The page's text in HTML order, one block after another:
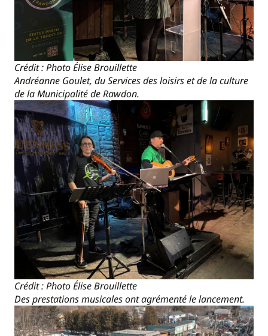
Crédit : Photo Élise Brouillette
Andréanne Goulet, du Services des loisirs et de la culture
de la Municipalité de Rawdon.
Crédit : Photo Élise Brouillette
Des prestations musicales ont agrémenté le lancement.